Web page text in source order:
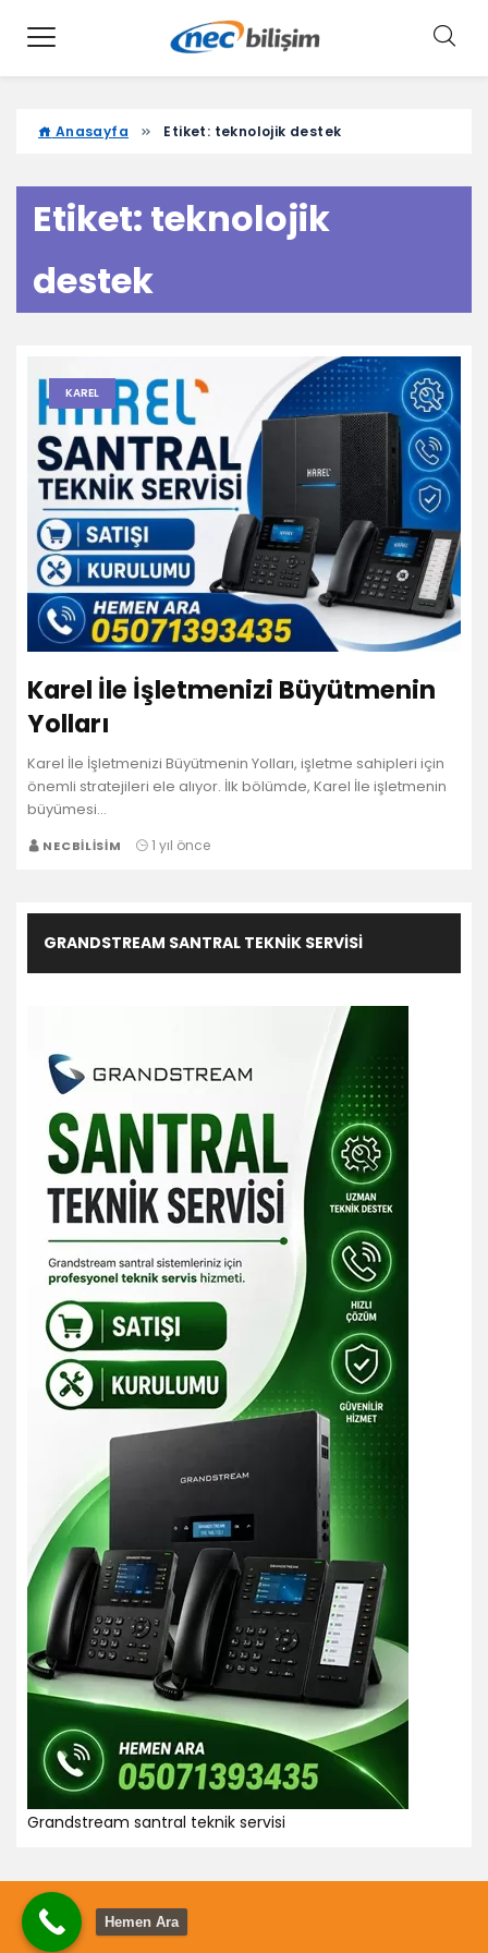
Anasayfa Etiket: teknolojik destek
Etiket: teknolojik
destek
KAREL
Karel İle İşletmenizi Büyütmenin
Yolları
Karel İle İşletmenizi Büyütmenin Yolları, işletme sahipleri için
önemli stratejileri ele alıyor. İlk bölümde, Karel İle işletmenin
büyümesi…
NECBILISIM 1 yıl önce
GRANDSTREAM SANTRAL TEKNIK SERVISI
Grandstream santral teknik servisi
Hemen Ara